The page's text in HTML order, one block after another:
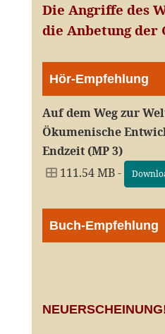
Die Angriffe des
die Anbetung der
Hör-Empfehlung
Auf dem Weg zur
Ökumenische
Endzeit (MP 3)
111.54 MB -
Buch-Empfehlung